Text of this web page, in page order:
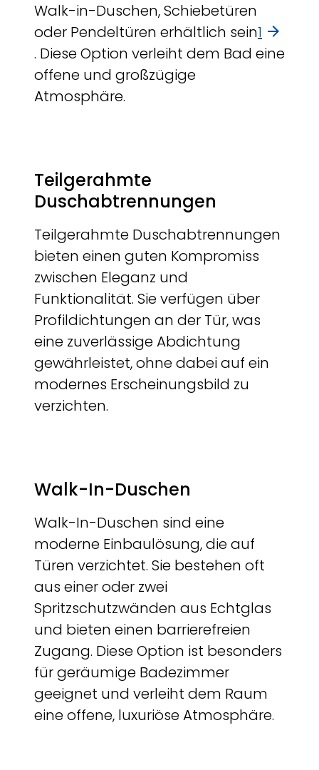
Walk-in-Duschen, Schiebetüren
oder Pendeltüren erhältlich sein1
. Diese Option verleiht dem Bad eine
offene und großzügige
Atmosphäre.
Teilgerahmte
Duschabtrennungen
Teilgerahmte Duschabtrennungen
bieten einen guten Kompromiss
zwischen Eleganz und
Funktionalität. Sie verfügen über
Profildichtungen an der Tür, was
eine zuverlässige Abdichtung
gewährleistet, ohne dabei auf ein
modernes Erscheinungsbild zu
verzichten.
Walk-In-Duschen
Walk-In-Duschen sind eine
moderne Einbaulösung, die auf
Türen verzichtet. Sie bestehen oft
aus einer oder zwei
Spritzschutzwänden aus Echtglas
und bieten einen barrierefreien
Zugang. Diese Option ist besonders
für geräumige Badezimmer
geeignet und verleiht dem Raum
eine offene, luxuriöse Atmosphäre.